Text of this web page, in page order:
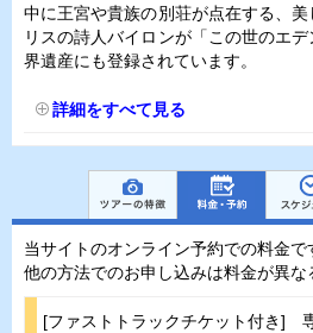
中に王宮や貴族の別荘が点在する、
リスの詩人バイロンが「この世のエ
界遺産にも登録されています。
詳細をすべて見る
当サイトのオンライン予約での料金で
他の方法でのお申し込みは料金が異な
[ファストトラックチケット付き]